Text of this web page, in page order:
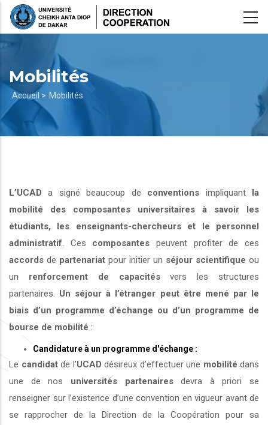
Aller
Mobilités
Fil
d'Ariane
Accueil > Mobilités
L’UCAD a signé beaucoup de conventions impliquant la
mobilité des composantes universitaires à savoir les
étudiants, les enseignants-chercheurs et le personnel
administratif . Ces composantes peuvent profiter de ces
accords de partenariat pour initier un séjour scientifique ou
un renforcement de capacitésvers les structures
partenaires. Un séjour à l’étranger peut être mené par le
biais d’un programme d’échange ou d’un programme de
bourse de mobilité :
Candidature à un programme d'échange :
Le candidatde l’UCAD désireux d’effectuer une mobilité dans
une de nos universités partenairesdevra à priori se
renseigner sur l’existence d’une convention en vigueur avant de
se rapprocher de la Direction de la Coopération pour sa